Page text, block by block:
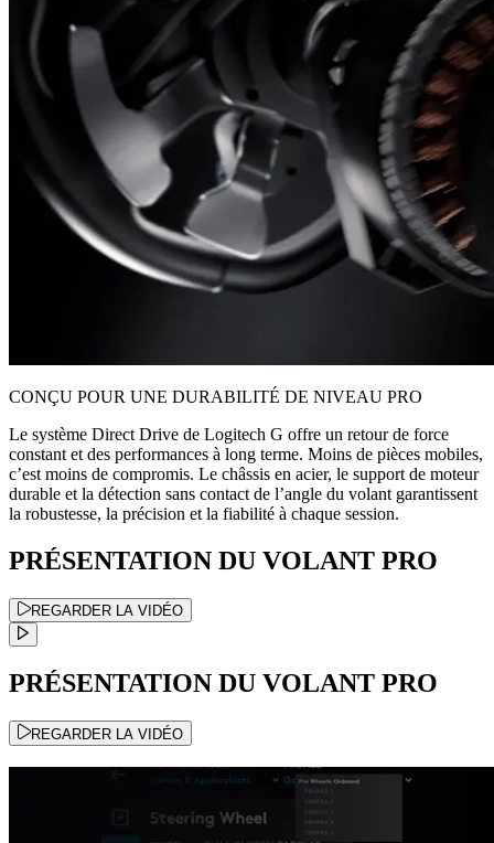
CONÇU POUR UNE DURABILITÉ DE NIVEAU PRO
Le système Direct Drive de Logitech G offre un retour de force
constant et des performances à long terme. Moins de pièces mobiles,
c’est moins de compromis. Le châssis en acier, le support de moteur
durable et la détection sans contact de l’angle du volant garantissent
la robustesse, la précision et la fiabilité à chaque session.
PRÉSENTATION DU VOLANT PRO
REGARDER LA VIDÉO
PRÉSENTATION DU VOLANT PRO
REGARDER LA VIDÉO